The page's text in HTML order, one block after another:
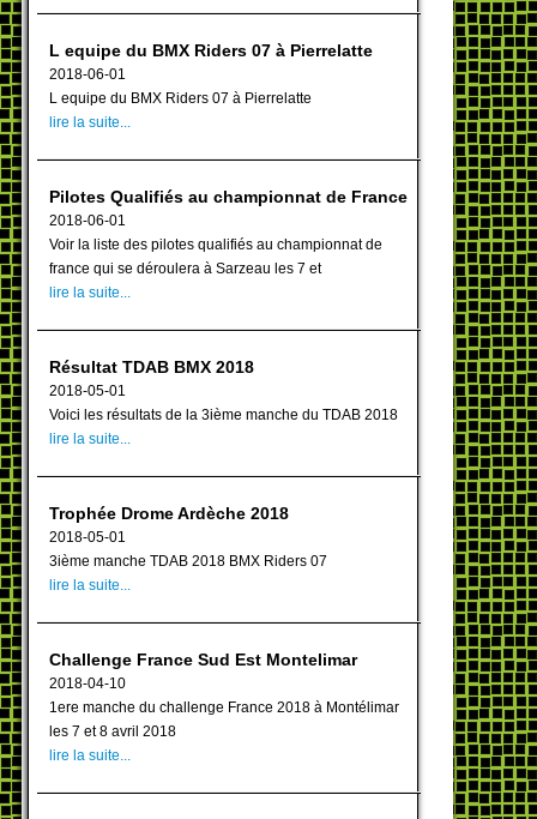
L equipe du BMX Riders 07 à Pierrelatte
2018-06-01
L equipe du BMX Riders 07 à Pierrelatte
lire la suite...
Pilotes Qualifiés au championnat de France
2018-06-01
Voir la liste des pilotes qualifiés au championnat de
france qui se déroulera à Sarzeau les 7 et
lire la suite...
Résultat TDAB BMX 2018
2018-05-01
Voici les résultats de la 3ième manche du TDAB 2018
lire la suite...
Trophée Drome Ardèche 2018
2018-05-01
3ième manche TDAB 2018 BMX Riders 07
lire la suite...
Challenge France Sud Est Montelimar
2018-04-10
1ere manche du challenge France 2018 à Montélimar
les 7 et 8 avril 2018
lire la suite...